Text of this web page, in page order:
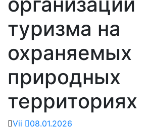
туризма на
охраняемых
природных
территориях
Vii 08.01.2026